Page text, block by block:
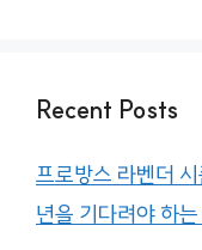
Recent Posts
프로방스 라벤더
년을 기다려야 하